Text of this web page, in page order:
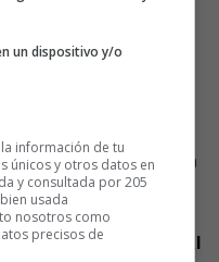
todos nos relacionemos
en la Edad de
la oportunidad de
(los cerebros
de años, y
se ha detenido en gran
que evitan que los
nuestros
esa conexión global
un dispositivo y/o
información de tu
únicos y otros datos en
y consultada por 205
usada
nosotros como
precisos de